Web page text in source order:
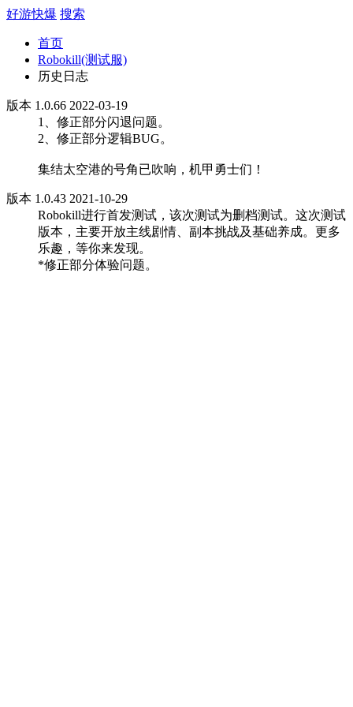
好游快爆 搜索
首页
Robokill(测试服)
历史日志
版本 1.0.66 2022-03-19
1、修正部分闪退问题。
2、修正部分逻辑BUG。
集结太空港的号角已吹响，机甲勇士们！
版本 1.0.43 2021-10-29
Robokill进行首发测试，该次测试为删档测试。这次测试
版本，主要开放主线剧情、副本挑战及基础养成。更多
乐趣，等你来发现。
*修正部分体验问题。